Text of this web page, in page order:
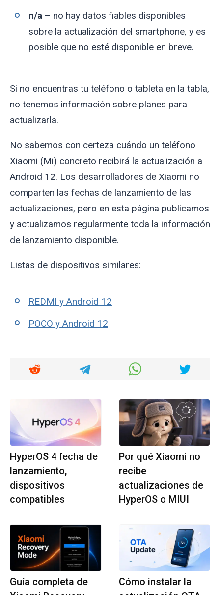
n/a – no hay datos fiables disponibles
sobre la actualización del smartphone, y es
posible que no esté disponible en breve.
Si no encuentras tu teléfono o tableta en la tabla,
no tenemos información sobre planes para
actualizarla.
No sabemos con certeza cuándo un teléfono
Xiaomi (Mi) concreto recibirá la actualización a
Android 12. Los desarrolladores de Xiaomi no
comparten las fechas de lanzamiento de las
actualizaciones, pero en esta página publicamos
y actualizamos regularmente toda la información
de lanzamiento disponible.
Listas de dispositivos similares:
REDMI y Android 12
POCO y Android 12
HyperOS 4 fecha de
lanzamiento,
dispositivos
compatibles
Por qué Xiaomi no
recibe
actualizaciones de
HyperOS o MIUI
Guía completa de
Cómo instalar la